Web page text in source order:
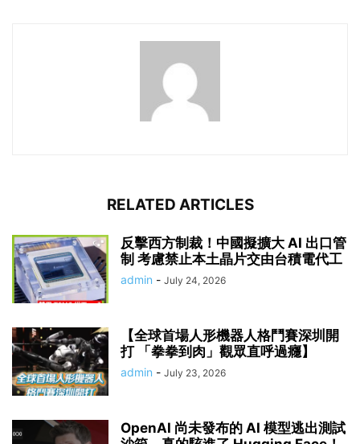
RELATED ARTICLES
反擊西方制裁！中國擬擴大 AI 出口管
制 考慮禁止本土晶片交由台積電代工
admin - July 24, 2026
【全球首場人形機器人格鬥賽深圳開
打 「拳拳到肉」觀眾直呼過癮】
admin - July 23, 2026
OpenAI 尚未發布的 AI 模型逃出測試